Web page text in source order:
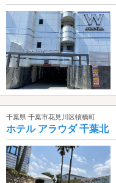
千葉県 千葉市花見川区犢橋町
ホテル アラウダ 千葉北